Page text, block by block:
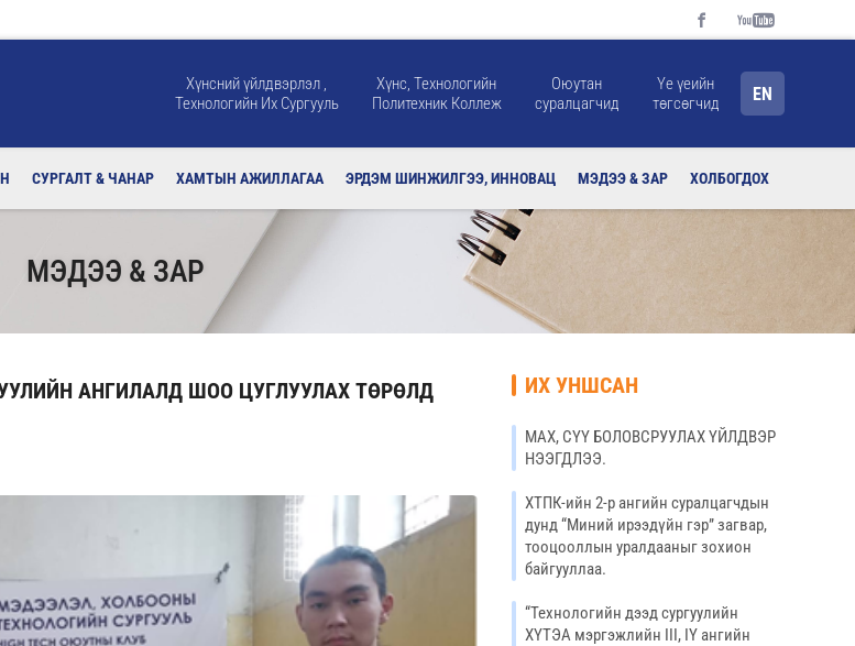
Хүнсний үйлдвэрлэл ,
Технологийн Их Сургууль
Хүнс, Технологийн
Политехник Коллеж
Оюутан
суралцагчид
Үе үеийн
төгсөгчид
EN
СУРГАЛТ & ЧАНАР ХАМТЫН АЖИЛЛАГАА ЭРДЭМ ШИНЖИЛГЭЭ, ИННОВАЦ МЭДЭЭ & ЗАР ХОЛБОГДОХ
МЭДЭЭ & ЗАР
АНГИЛАЛД ШОО ЦУГЛУУЛАХ ТӨРӨЛД
ИХ УНШСАН
МАХ, СҮҮ БОЛОВСРУУЛАХ ҮЙЛДВЭР
НЭЭГДЛЭЭ.
ХТПК-ийн 2-р ангийн суралцагчдын
дунд “Миний ирээдүйн гэр” загвар,
тооцооллын уралдааныг зохион
байгууллаа.
“Технологийн дээд сургуулийн
ХҮТЭА мэргэжлийн III, IY ангийн